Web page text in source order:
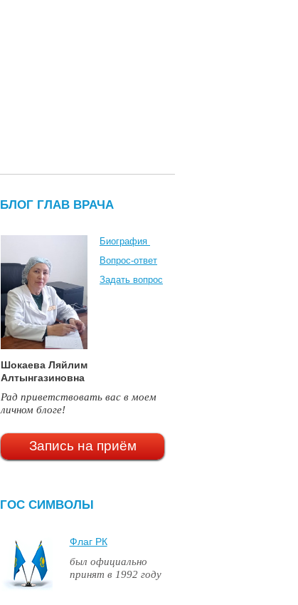
БЛОГ ГЛАВ ВРАЧА
Биография
Вопрос-ответ
Задать вопрос
Шокаева Ляйлим
Алтынгазиновна
Рад приветствовать вас в моем
личном блоге!
Запись на приём
ГОС СИМВОЛЫ
Флаг РК
был официально
принят в 1992 году